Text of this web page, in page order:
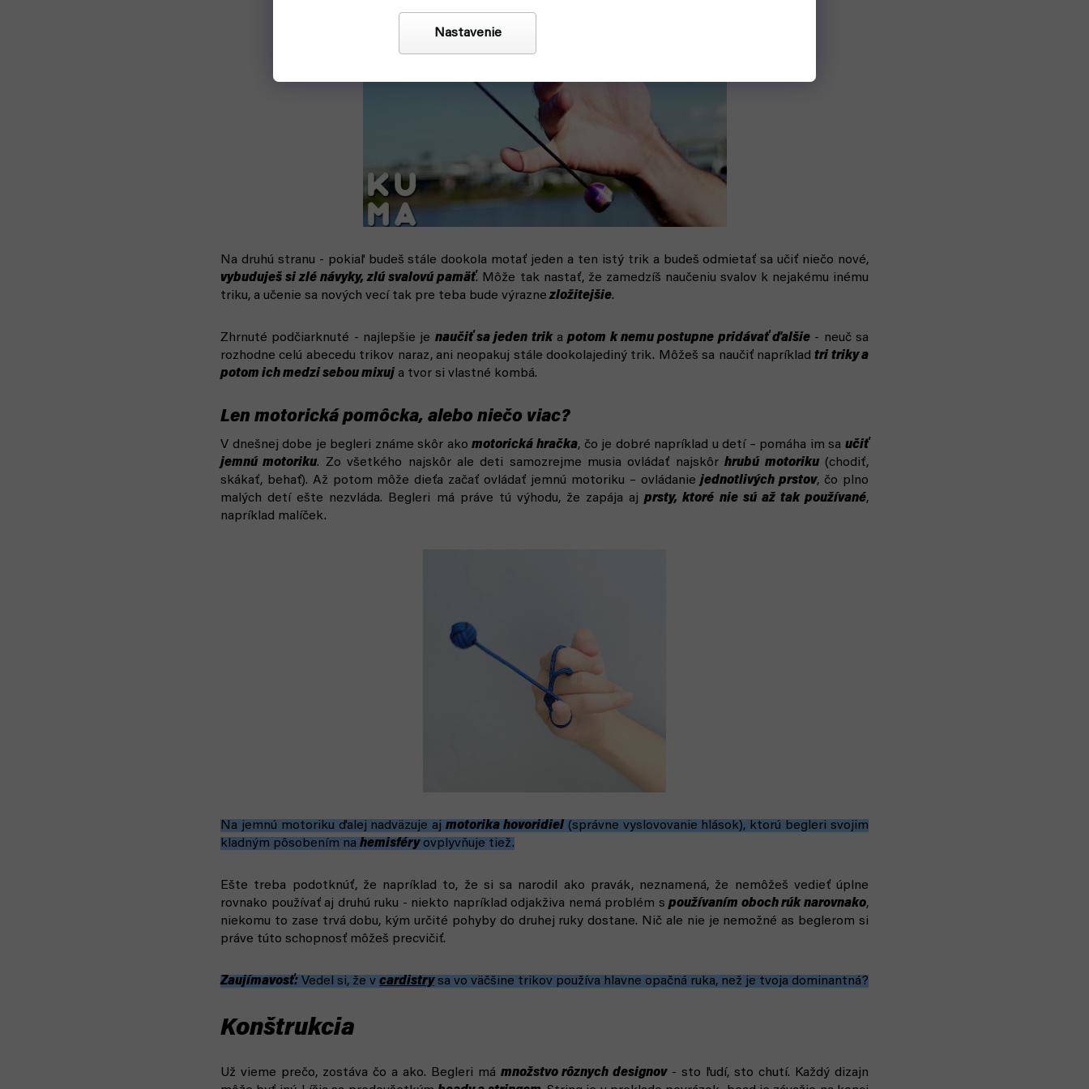
Nastavenie
Na druhú stranu - pokiaľ budeš stále dookola motať jeden a ten istý trik a budeš odmietať sa učiť niečo nové,
vybuduješ si zlé návyky, zlú svalovú pamäť. Môže tak nastať, že zamedzíš naučeniu svalov k nejakému inému
triku, a učenie sa nových vecí tak pre teba bude výraznezložitejšie.
Zhrnuté podčiarknuté - najlepšie je naučiť sa jeden trikapotom k nemu postupne pridávať ďalšie - neuč sa
rozhodne celú abecedu trikov naraz, ani neopakuj stále dookolajediný trik. Môžeš sa naučiť napríkladtri triky a
potom ich medzi sebou mixuj a tvor si vlastné kombá.
Len motorická pomôcka, alebo niečo viac?
V dnešnej dobe je begleri známe skôr akomotorická hračka, čo je dobré napríklad u detí – pomáha im saučiť
jemnú motoriku. Zo všetkého najskôr ale deti samozrejme musia ovládať najskôrhrubú motoriku(chodiť,
skákať, behať). Až potom môže dieťa začať ovládať jemnú motoriku – ovládaniejednotlivých prstov, čo plno
malých detí ešte nezvláda. Begleri má práve tú výhodu, že zapája ajprsty, ktoré nie sú až tak používané,
napríklad malíček.
Na jemnú motoriku ďalej nadväzuje ajmotorika hovoridiel(správne vyslovovanie hlások), ktorú begleri svojim
kladným pôsobením na hemisféryovplyvňuje tiež.
Ešte treba podotknúť, že napríklad to, že si sa narodil ako pravák, neznamená, že nemôžeš vedieť úplne
rovnako používať aj druhú ruku - niekto napríklad odjakživa nemá problém spoužívaním oboch rúk narovnako,
niekomu to zase trvá dobu, kým určité pohyby do druhej ruky dostane. Nič ale nie je nemožné as beglerom si
práve túto schopnosť môžeš precvičiť.
Zaujímavosť: Vedel si, že v cardistrysa vo väčšine trikov používa hlavne opačná ruka, než je tvoja dominantná?
Konštrukcia
Už vieme prečo, zostáva čo a ako. Begleri má množstvo rôznych designov- sto ľudí, sto chutí. Každý dizajn